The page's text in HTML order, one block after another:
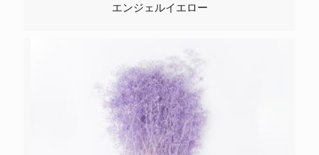
エンジェルイエロー